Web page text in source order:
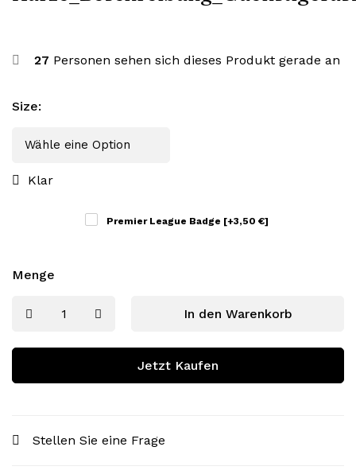
27 Personen sehen sich dieses Produkt gerade an
Size:
Klar
Premier League Badge [+3,50 €]
Menge
In den Warenkorb
Jetzt Kaufen
Stellen Sie eine Frage